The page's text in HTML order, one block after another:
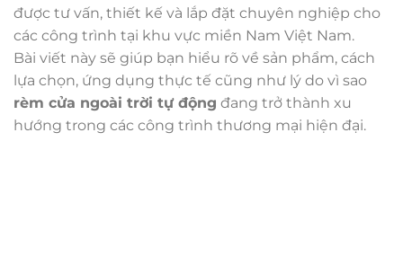
được tư vấn, thiết kế và lắp đặt chuyên nghiệp cho
các công trình tại khu vực miền Nam Việt Nam.
Bài viết này sẽ giúp bạn hiểu rõ về sản phẩm, cách
lựa chọn, ứng dụng thực tế cũng như lý do vì sao
rèm cửa ngoài trời tự động đang trở thành xu
hướng trong các công trình thương mại hiện đại.